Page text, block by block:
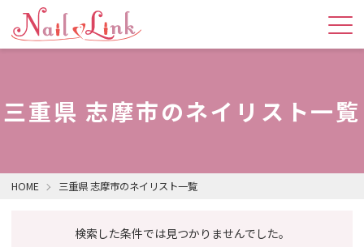
三重県 志摩市のネイリスト一覧
HOME 三重県 志摩市のネイリスト一覧
検索した条件では見つかりませんでした。